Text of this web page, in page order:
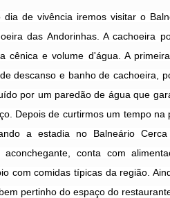
dia de vivência iremos visitar o
das Andorinhas. A cachoeira
cênica e volume d'água. A
descanso e banho de cachoeira,
por um paredão de água que
Depois de curtirmos um tempo
a estadia no Balneário
conta com
com comidas típicas da região.
pertinho do espaço do